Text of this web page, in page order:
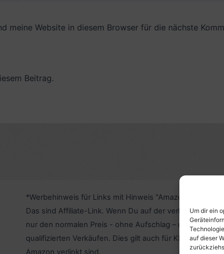
Um dir ein
auf dieser
meine Website in diesem Browser für die nächste
Beitrag.
*Werbehinweis für Links mit Hinweis "Amazon-
Das sind Affiliate-Link. Wenn Du auf der verlinkten
nur den normalen Preis - ohne Aufschlag – und
qualifizierten Verkäufen. Dies gilt auch für Klicks/Tipps
Amazon verlinkt sind.